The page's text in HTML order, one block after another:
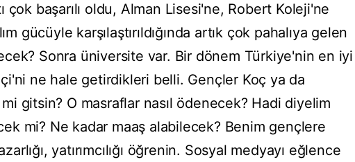
çok başarılı oldu, Alman Lisesi'ne, Robert Koleji'ne
gücüyle karşılaştırıldığında artık çok pahalıya gelen
Sonra üniversite var. Bir dönem Türkiye'nin en iyi
ne hale getirdikleri belli. Gençler Koç ya da
gitsin? O masraflar nasıl ödenecek? Hadi diyelim
mi? Ne kadar maaş alabilecek? Benim gençlere
yatırımcılığı öğrenin. Sosyal medyayı eğlence